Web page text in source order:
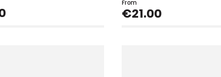
From
Price
€21.00